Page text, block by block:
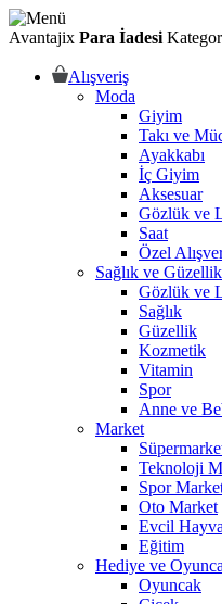
Avantajix Para İadesi
Alışveriş
Moda
Giyim
Takı ve
Ayakkabı
İç Giyim
Aksesuar
Gözlük ve
Saat
Özel
Sağlık ve Güzellik
Gözlük ve
Sağlık
Güzellik
Kozmetik
Vitamin
Spor
Anne ve
Market
Teknoloji
Spor
Oto Market
Evcil
Eğitim
Hediye ve
Oyuncak